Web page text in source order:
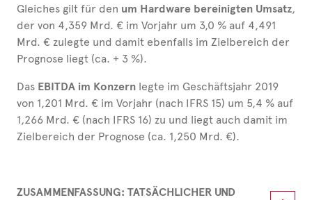
Gleiches gilt für den um Hardware bereinigten Umsatz,
der von 4,359 Mrd. € im Vorjahr um 3,0 % auf 4,491
Mrd. € zulegte und damit ebenfalls im Zielbereich der
Prognose liegt (ca. + 3 %).
Das EBITDA im Konzern legte im Geschäftsjahr 2019
von 1,201 Mrd. € im Vorjahr (nach IFRS 15) um 5,4 % auf
1,266 Mrd. € (nach IFRS 16) zu und liegt auch damit im
Zielbereich der Prognose (ca. 1,250 Mrd. €).
ZUSAMMENFASSUNG: TATSÄCHLICHER UND